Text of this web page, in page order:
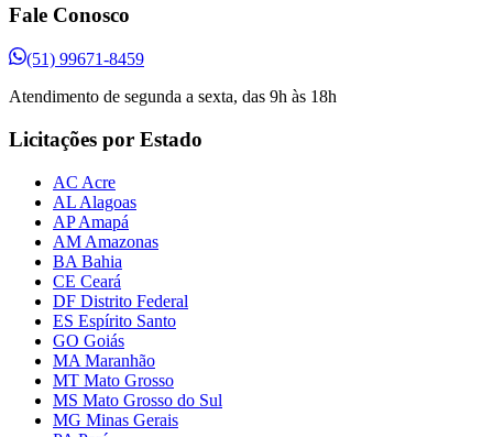
Fale Conosco
(51) 99671-8459
Atendimento de segunda a sexta, das 9h às 18h
Licitações por Estado
AC Acre
AL Alagoas
AP Amapá
AM Amazonas
BA Bahia
CE Ceará
DF Distrito Federal
ES Espírito Santo
GO Goiás
MA Maranhão
MT Mato Grosso
MS Mato Grosso do Sul
MG Minas Gerais